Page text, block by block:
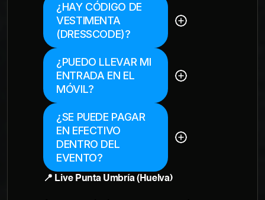
¿HAY CÓDIGO DE
VESTIMENTA
(DRESSCODE)?
No, no hay un
código de
vestimenta
específico. ¡Ven
como te sientas
más cómodo/a!
¿PUEDO LLEVAR MI
ENTRADA EN EL
MÓVIL?
Sí, puedes mostrar
tu entrada en
formato digital.
Asegúrate de que la
pantalla esté bien
visible y con
suficiente batería.
¿SE PUEDE PAGAR
EN EFECTIVO
DENTRO DEL
EVENTO?
Sí, se aceptan
pagos en efectivo y
también con tarjeta.
Algunos puestos
pueden ser solo
con
📍 Live Punta Umbría (Huelva)